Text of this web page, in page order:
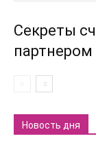
Секреты
партнером
Новость дня